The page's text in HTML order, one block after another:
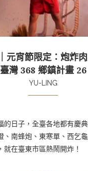
元宵節限定：炮炸肉
臺灣 368 鄉鎮計畫 26
YU-LING
的日子，全臺各地都有慶
、南蜂炮、東寒單、西乞
就在臺東市區熱鬧開炸！